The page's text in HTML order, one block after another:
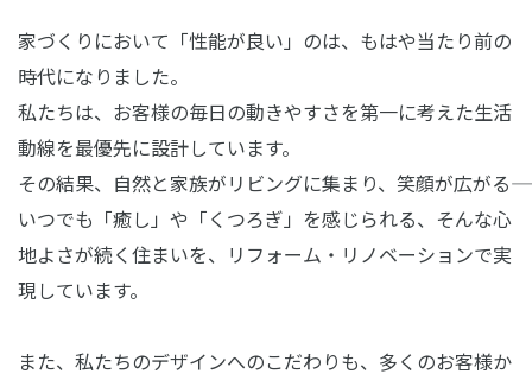
家づくりにおいて「性能が良い」のは、もはや当たり前の
時代になりました。
私たちは、お客様の毎日の動きやすさを第一に考えた生活
動線を最優先に設計しています。
その結果、自然と家族がリビングに集まり、笑顔が広がる――
いつでも「癒し」や「くつろぎ」を感じられる、そんな心
地よさが続く住まいを、リフォーム・リノベーションで実
現しています。
また、私たちのデザインへのこだわりも、多くのお客様か